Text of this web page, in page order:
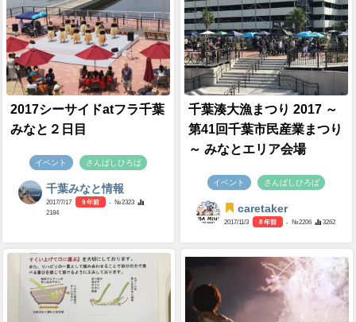
2017シーサイドatフラ千葉
みなと２日目
イベント さんばしひろば
千葉みなと情報
2017/7/17 9 年前
- №2323
2184
千葉湊大漁まつり 2017 ～
第41回千葉市民産業まつり
～ みなとエリア会場
イベント さんばしひろば
caretaker
2017/11/3 8 年前 - №2206 3262